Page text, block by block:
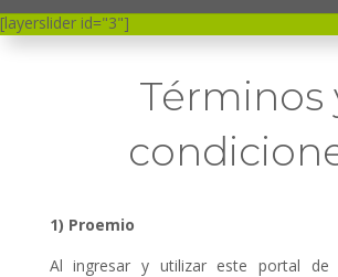
[layerslider id="3"]
Términos
1) Proemio
Al ingresar y utilizar este portal de